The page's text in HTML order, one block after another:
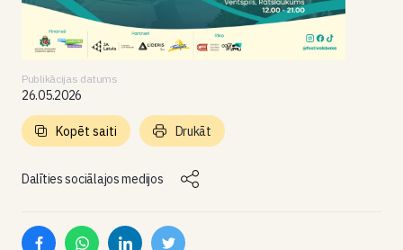
Publikācijas datums
26.05.2026
Dalīties sociālajos medijos
Kopēt saiti Drukāt